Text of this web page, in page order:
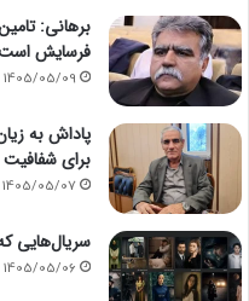
برهانی:
فرسایش
1405/05/09
پاداش به
برای
1405/05/07
سریال‌هایی
1405/05/06